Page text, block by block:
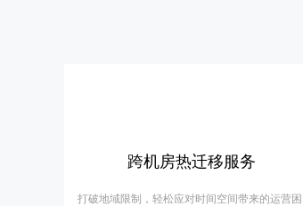
跨机房热迁移服务
打破地域限制，轻松应对时间空间带来的运营困